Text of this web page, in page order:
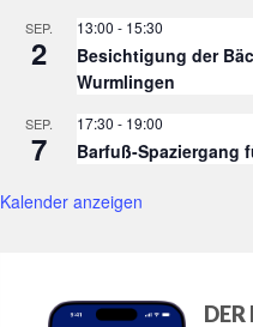
SEP.
2
13:00 - 15:30
Besichtigung der
Wurmlingen
SEP.
7
17:30 - 19:00
Barfuß-Spaziergang
Kalender anzeigen